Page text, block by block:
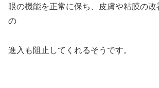
眼の機能を正常に保ち、皮膚や粘膜の
の
進入も阻止してくれるそうです。